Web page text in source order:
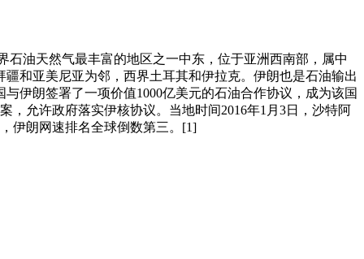
石油天然气最丰富的地区之一中东，位于亚洲西南部，属中
和亚美尼亚为邻，西界土耳其和伊拉克。伊朗也是石油输出
伊朗签署了一项价值1000亿美元的石油合作协议，成为该国
，允许政府落实伊核协议。当地时间2016年1月3日，沙特阿
伊朗网速排名全球倒数第三。[1]